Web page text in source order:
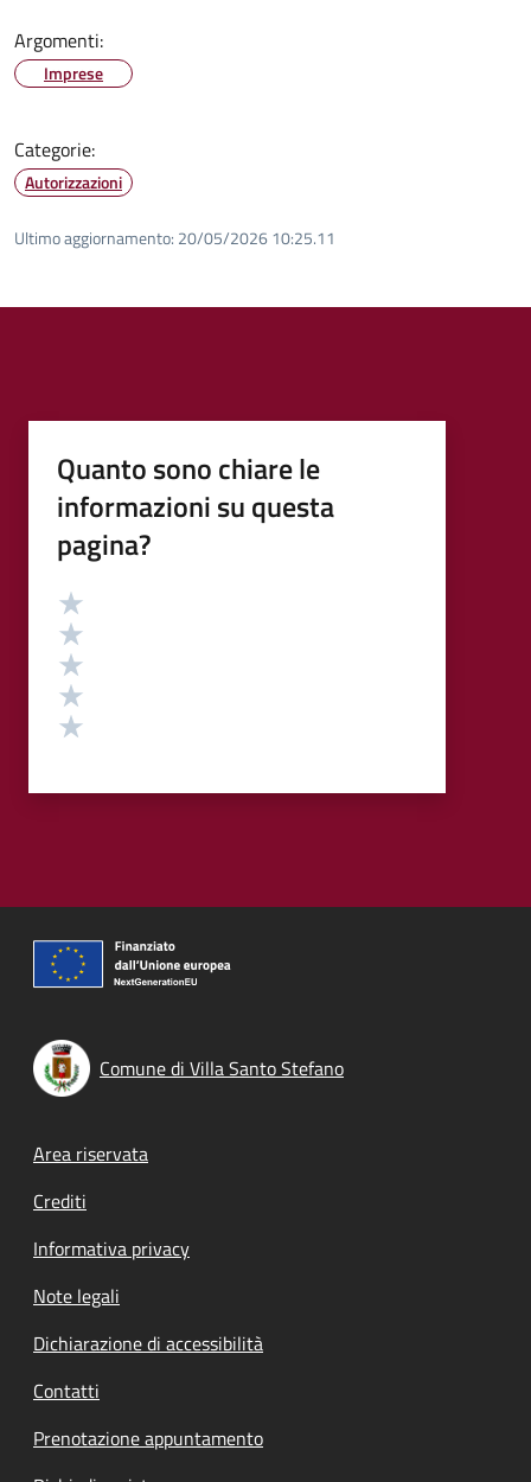
Argomenti:
Imprese
Categorie:
Autorizzazioni
Ultimo aggiornamento: 20/05/2026 10:25.11
Quanto sono chiare le
informazioni su questa
pagina?
Valutazione
Comune di Villa Santo Stefano
Footer menu
Area riservata
Crediti
Informativa privacy
Note legali
Dichiarazione di accessibilità
Contatti
Prenotazione appuntamento